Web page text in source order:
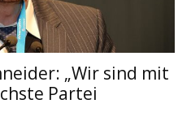
„Wir sind mit
Partei